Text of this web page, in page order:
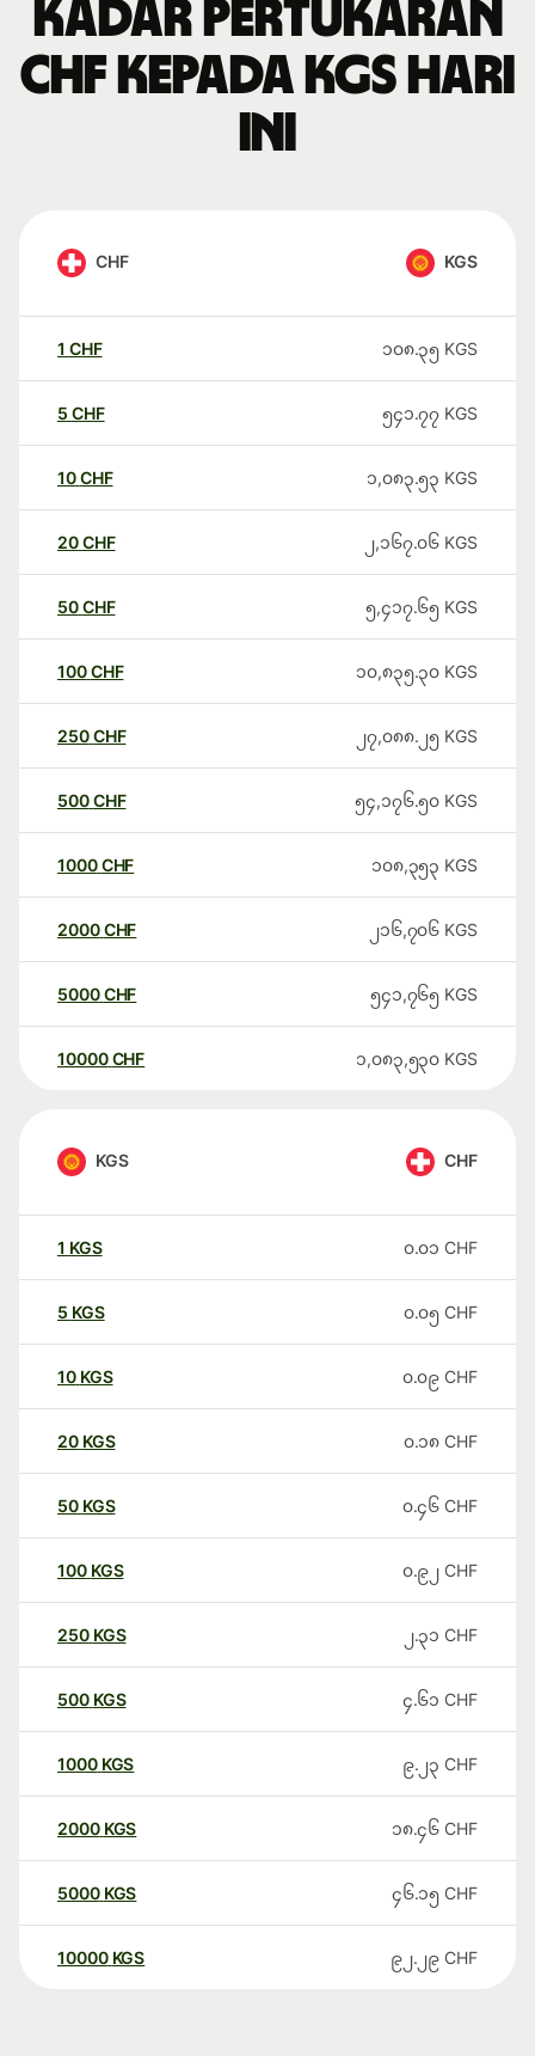
Kadar pertukaran
CHF kepada KGS hari
ini
CHF KGS
1 CHF ၁၀၈.၃၅ KGS
5 CHF ၅၄၁.၇၇ KGS
10CHF ၁,၀၈၃.၅၃ KGS
20CHF ၂,၁၆၇.၀၆ KGS
50CHF ၅,၄၁၇.၆၅ KGS
100CHF ၁၀,၈၃၅.၃၀ KGS
250CHF ၂၇,၀၈၈.၂၅ KGS
500CHF ၅၄,၁၇၆.၅၀ KGS
1000CHF ၁၀၈,၃၅၃ KGS
2000CHF ၂၁၆,၇၀၆ KGS
5000CHF ၅၄၁,၇၆၅ KGS
10000 CHF ၁,၀၈၃,၅၃၀ KGS
KGS CHF
1 KGS ၀.၀၁ CHF
5 KGS ၀.၀၅ CHF
10 KGS ၀.၀၉ CHF
20 KGS ၀.၁၈ CHF
50 KGS ၀.၄၆ CHF
100 KGS ၀.၉၂ CHF
250 KGS ၂.၃၁ CHF
500 KGS ၄.၆၁ CHF
1000 KGS ၉.၂၃ CHF
2000 KGS ၁၈.၄၆ CHF
5000 KGS ၄၆.၁၅ CHF
10000 KGS ၉၂.၂၉ CHF